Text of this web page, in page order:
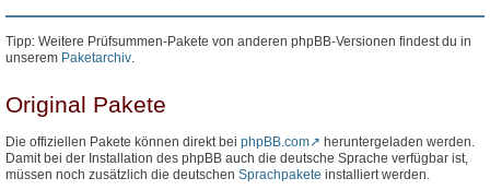
Tipp: Weitere Prüfsummen-Pakete von anderen phpBB-Versionen findest du in
unserem Paketarchiv.
Original Pakete
Die offiziellen Pakete können direkt bei phpBB.com
heruntergeladen werden.
Damit bei der Installation des phpBB auch die deutsche Sprache verfügbar ist,
müssen noch zusätzlich die deutschen Sprachpakete installiert werden.